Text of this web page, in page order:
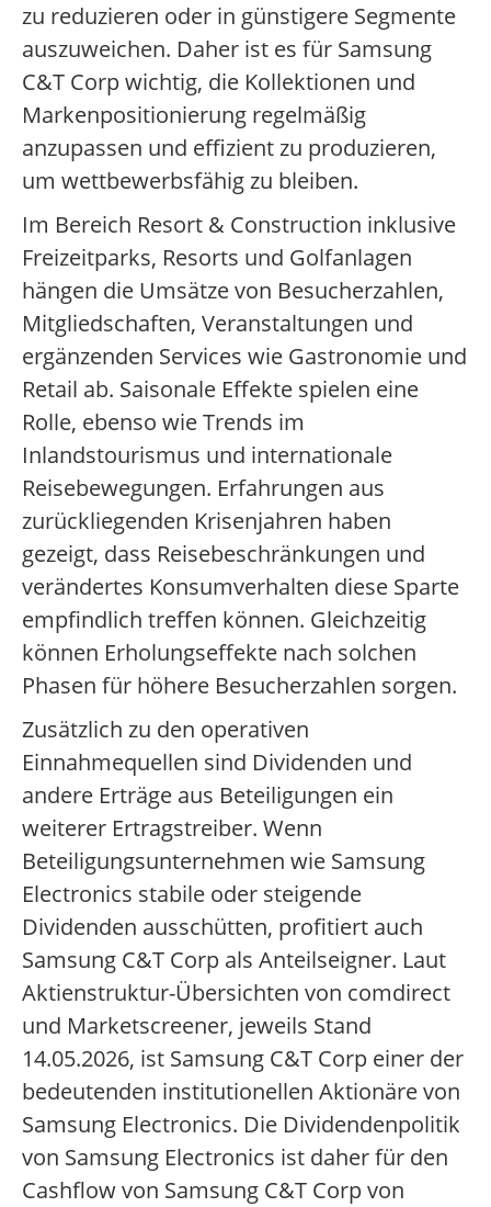
zu reduzieren oder in günstigere Segmente
auszuweichen. Daher ist es für Samsung
C&T Corp wichtig, die Kollektionen und
Markenpositionierung regelmäßig
anzupassen und effizient zu produzieren,
um wettbewerbsfähig zu bleiben.
Im Bereich Resort & Construction inklusive
Freizeitparks, Resorts und Golfanlagen
hängen die Umsätze von Besucherzahlen,
Mitgliedschaften, Veranstaltungen und
ergänzenden Services wie Gastronomie und
Retail ab. Saisonale Effekte spielen eine
Rolle, ebenso wie Trends im
Inlandstourismus und internationale
Reisebewegungen. Erfahrungen aus
zurückliegenden Krisenjahren haben
gezeigt, dass Reisebeschränkungen und
verändertes Konsumverhalten diese Sparte
empfindlich treffen können. Gleichzeitig
können Erholungseffekte nach solchen
Phasen für höhere Besucherzahlen sorgen.
Zusätzlich zu den operativen
Einnahmequellen sind Dividenden und
andere Erträge aus Beteiligungen ein
weiterer Ertragstreiber. Wenn
Beteiligungsunternehmen wie Samsung
Electronics stabile oder steigende
Dividenden ausschütten, profitiert auch
Samsung C&T Corp als Anteilseigner. Laut
Aktienstruktur-Übersichten von comdirect
und Marketscreener, jeweils Stand
14.05.2026, ist Samsung C&T Corp einer der
bedeutenden institutionellen Aktionäre von
Samsung Electronics. Die Dividendenpolitik
von Samsung Electronics ist daher für den
Cashflow von Samsung C&T Corp von